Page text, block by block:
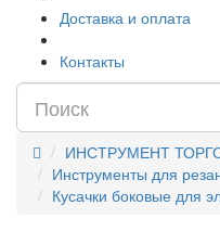
Доставка и оплата
Контакты
ИНСТРУМЕНТ
Инструменты для
Кусачки боковые для